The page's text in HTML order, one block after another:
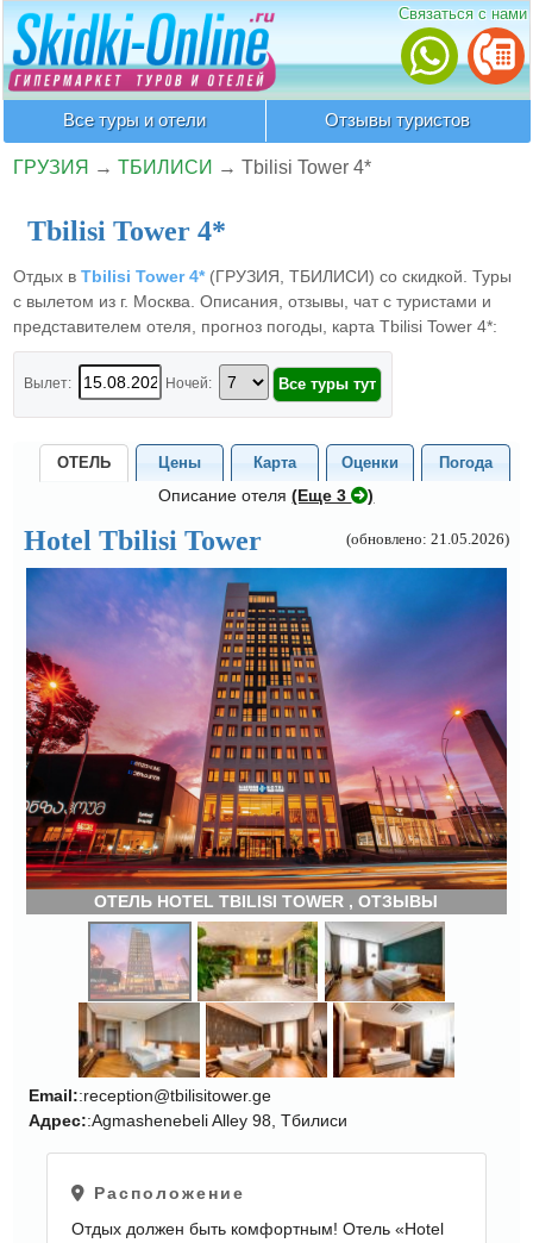
Связаться с нами
Все туры и отели Отзывы туристов
ГРУЗИЯ →ТБИЛИСИ →Tbilisi Tower 4*
Tbilisi Tower 4*
Отдых вTbilisi Tower 4*(ГРУЗИЯ, ТБИЛИСИ) со скидкой. Туры
с вылетом из г. Москва. Описания, отзывы, чат с туристами и
представителем отеля, прогноз погоды, карта Tbilisi Tower 4*:
Вылет: Ночей:
ОТЕЛЬ Цены Карта Оценки Погода
Описание отеля(Eще 3 )
Hotel Tbilisi Tower (обновлено: 21.05.2026)
ОТЕЛЬ HOTEL TBILISI TOWER , ОТЗЫВЫ
Email::reception@tbilisitower.ge
Адрес::Agmashenebeli Alley 98, Тбилиси
Расположение
Отдых должен быть комфортным! Отель «Hotel